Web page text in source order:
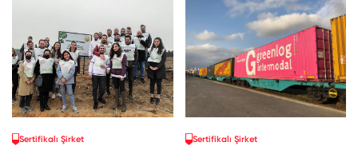
Sertifikalı Şirket Sertifikalı Şirket